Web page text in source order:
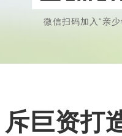
微信扫码加入“亲少
斥巨资打